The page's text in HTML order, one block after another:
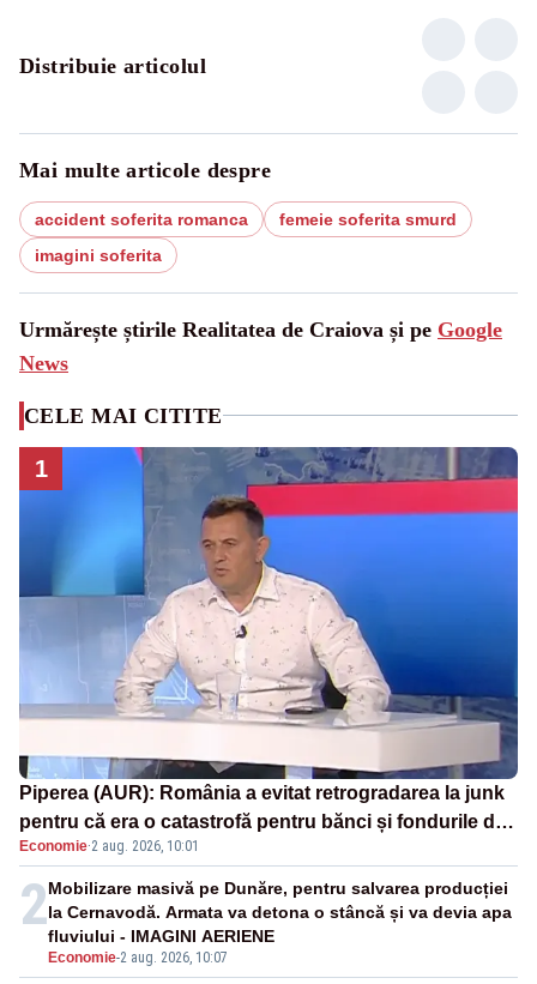
Distribuie articolul
Mai multe articole despre
accident soferita romanca
femeie soferita smurd
imagini soferita
Urmărește știrile Realitatea de Craiova și pe Google
News
CELE MAI CITITE
1
Piperea (AUR): România a evitat retrogradarea la junk
pentru că era o catastrofă pentru bănci și fondurile de
pensii
Economie·2 aug. 2026, 10:01
2
Economie-2 aug. 2026, 10:07
Mobilizare masivă pe Dunăre, pentru salvarea producției
la Cernavodă. Armata va detona o stâncă și va devia apa
fluviului - IMAGINI AERIENE